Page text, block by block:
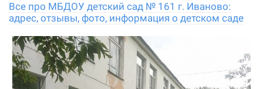
Все про МБДОУ детский сад № 161 г. Иваново:
адрес, отзывы, фото, информация о детском саде